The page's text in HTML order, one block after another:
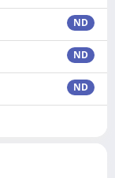
ND
ND
ND